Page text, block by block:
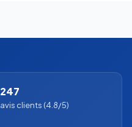
247
avis clients (4.8/5)